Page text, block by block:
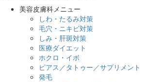
美容皮膚科メニュー
しわ・たるみ対策
毛穴・ニキビ対策
しみ・肝斑対策
医療ダイエット
ホクロ・イボ
ピアス／タトゥー／サプリメント
発毛